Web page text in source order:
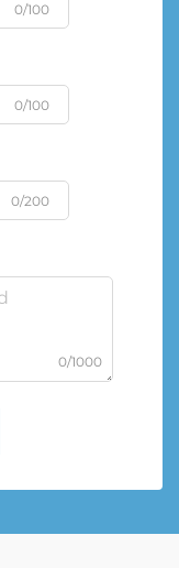
0/100
0/100
0/200
0/1000